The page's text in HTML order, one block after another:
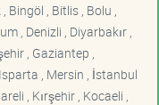
Bingöl , Bitlis , Bolu ,
, Denizli , Diyarbakır ,
, Gaziantep ,
, Mersin , İstanbul
, Kırşehir , Kocaeli ,